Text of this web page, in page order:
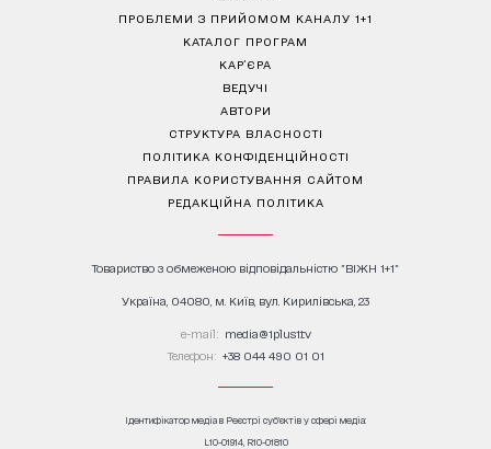
ПРОБЛЕМИ З ПРИЙОМОМ КАНАЛУ 1+1
КАТАЛОГ ПРОГРАМ
КАР’ЄРА
ВЕДУЧІ
АВТОРИ
СТРУКТУРА ВЛАСНОСТІ
ПОЛІТИКА КОНФІДЕНЦІЙНОСТІ
ПРАВИЛА КОРИСТУВАННЯ САЙТОМ
РЕДАКЦІЙНА ПОЛІТИКА
Товариство з обмеженою відповідальністю "ВІЖН 1+1"
Україна, 04080, м. Київ, вул. Кирилівська, 23
е-mail: media@1plus1.tv
Телефон: +38 044 490 01 01
Ідентифікатор медіа в Реєстрі суб’єктів у сфері медіа:
L10-01914, R10-01810